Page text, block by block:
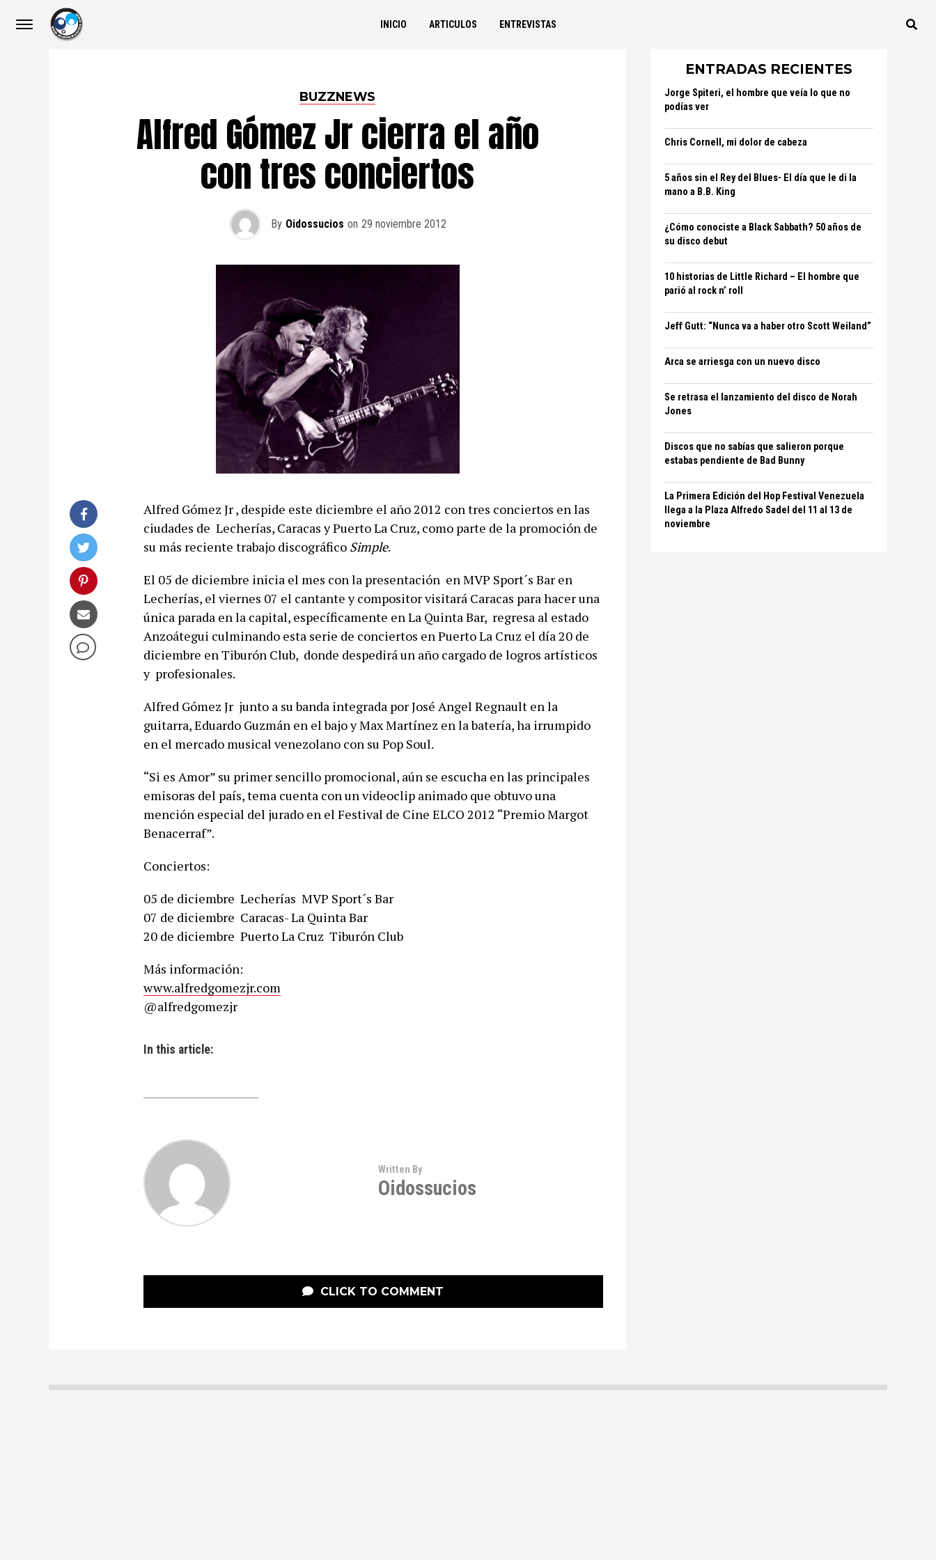
INICIO ARTICULOS ENTREVISTAS
BUZZNEWS
Alfred Gómez Jr cierra el año
con tres conciertos
By Oidossucios on 29 noviembre 2012
Alfred Gómez Jr , despide este diciembre el año 2012 con tres conciertos en las
ciudades de Lecherías, Caracas y Puerto La Cruz, como parte de la promoción de
su más reciente trabajo discográfico Simple.
El 05 de diciembre inicia el mes con la presentación en MVP Sport´s Bar en
Lecherías, el viernes 07 el cantante y compositor visitará Caracas para hacer una
única parada en la capital, específicamente en La Quinta Bar, regresa al estado
Anzoátegui culminando esta serie de conciertos en Puerto La Cruz el día 20 de
diciembre en Tiburón Club, donde despedirá un año cargado de logros artísticos
y profesionales.
Alfred Gómez Jr junto a su banda integrada por José Angel Regnault en la
guitarra, Eduardo Guzmán en el bajo y Max Martínez en la batería, ha irrumpido
en el mercado musical venezolano con su Pop Soul.
“Si es Amor” su primer sencillo promocional, aún se escucha en las principales
emisoras del país, tema cuenta con un videoclip animado que obtuvo una
mención especial del jurado en el Festival de Cine ELCO 2012 “Premio Margot
Benacerraf”.
Conciertos:
05 de diciembre  Lecherías  MVP Sport´s Bar
07 de diciembre  Caracas- La Quinta Bar
20 de diciembre  Puerto La Cruz  Tiburón Club
Más información:
www.alfredgomezjr.com
@alfredgomezjr
In this article:
Written By
Oidossucios
CLICK TO COMMENT
ENTRADAS RECIENTES
Jorge Spiteri, el hombre que veía lo que no
podías ver
Chris Cornell, mi dolor de cabeza
5 años sin el Rey del Blues- El día que le di la
mano a B.B. King
¿Cómo conociste a Black Sabbath? 50 años de
su disco debut
10 historias de Little Richard – El hombre que
parió al rock n’ roll
Jeff Gutt: “Nunca va a haber otro Scott Weiland”
Arca se arriesga con un nuevo disco
Se retrasa el lanzamiento del disco de Norah
Jones
Discos que no sabías que salieron porque
estabas pendiente de Bad Bunny
La Primera Edición del Hop Festival Venezuela
llega a la Plaza Alfredo Sadel del 11 al 13 de
noviembre